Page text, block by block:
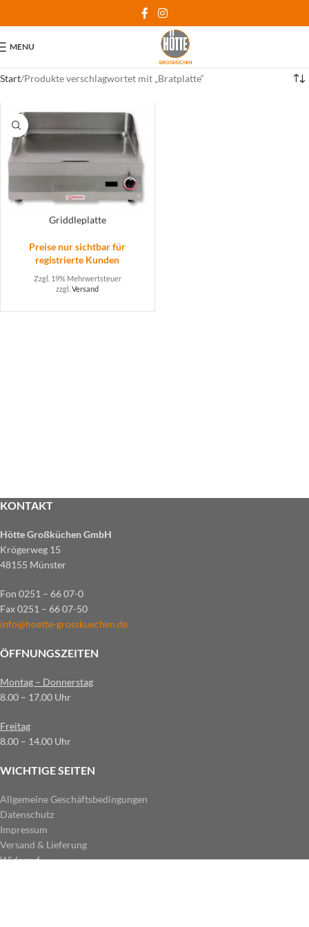
MENU
Start Produkte verschlagwortet mit „Bratplatte“
Griddleplatte
Preise nur sichtbar für
registrierte Kunden
Zzgl. 19% Mehrwertsteuer
zzgl.Versand
KONTAKT
Hötte Großküchen GmbH
Krögerweg 15
48155 Münster
Fon 0251 – 66 07-0
Fax 0251 – 66 07-50
info@hoette-grosskuechen.de
ÖFFNUNGSZEITEN
Montag – Donnerstag
8.00 – 17.00 Uhr
Freitag
8.00 – 14.00 Uhr
WICHTIGE SEITEN
Allgemeine Geschäftsbedingungen
Datenschutz
Impressum
Versand & Lieferung
Widerruf